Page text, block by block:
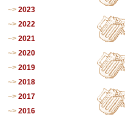
2023
2022
2021
2020
2019
2018
2017
2016